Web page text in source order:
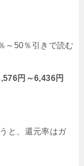
～50％引きで読む
円～6,436円
と、還元率はガ